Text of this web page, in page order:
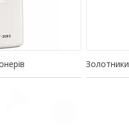
Золотники